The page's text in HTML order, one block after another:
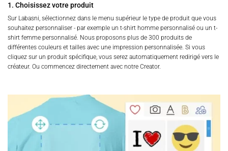
1. Choisissez votre produit
Sur Labasni, sélectionnez dans le menu supérieur le type de produit que vous
souhaitez personnaliser - par exemple un t-shirt homme personnalisé ou un t-
shirt femme personnalisé. Nous proposons plus de 300 produits de
différentes couleurs et tailles avec une impression personnalisée. Si vous
cliquez sur un produit spécifique, vous serez automatiquement redirigé vers le
créateur. Ou commencez directement avec notre Creator.